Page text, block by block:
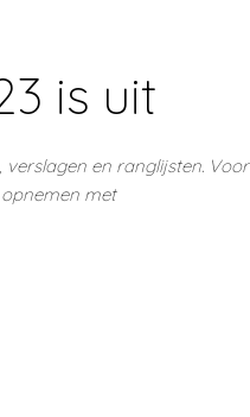
is uit
verslagen en ranglijsten. Voor
met